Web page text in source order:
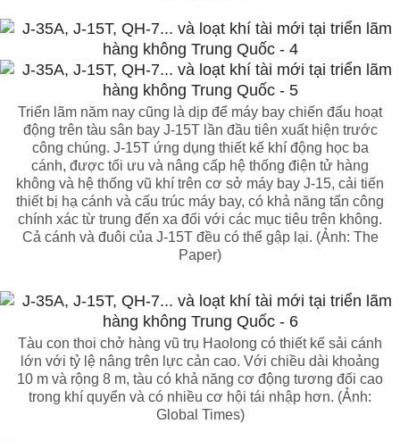
Triển lãm năm nay cũng là dịp để máy bay chiến đấu hoạt
động trên tàu sân bay J-15T lần đầu tiên xuất hiện trước
công chúng. J-15T ứng dụng thiết kế khí động học ba
cánh, được tối ưu và nâng cấp hệ thống điện tử hàng
không và hệ thống vũ khí trên cơ sở máy bay J-15, cải tiến
thiết bị hạ cánh và cấu trúc máy bay, có khả năng tấn công
chính xác từ trung đến xa đối với các mục tiêu trên không.
Cả cánh và đuôi của J-15T đều có thể gập lại. (Ảnh: The
Paper)
Tàu con thoi chở hàng vũ trụ Haolong có thiết kế sải cánh
lớn với tỷ lệ nâng trên lực cản cao. Với chiều dài khoảng
10 m và rộng 8 m, tàu có khả năng cơ động tương đối cao
trong khí quyển và có nhiều cơ hội tái nhập hơn. (Ảnh:
Global Times)